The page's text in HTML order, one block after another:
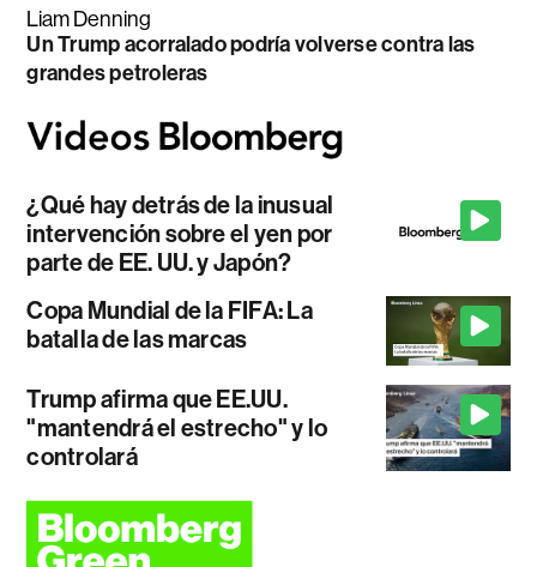
Liam Denning
Un Trump acorralado podría volverse contra las
grandes petroleras
¿Qué hay detrás de la inusual
intervención sobre el yen por
parte de EE. UU. y Japón?
Copa Mundial de la FIFA: La
batalla de las marcas
Trump afirma que EE.UU.
"mantendrá el estrecho" y lo
controlará